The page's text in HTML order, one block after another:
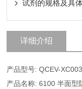
试剂的规格及具
详细介绍
产品型号: QCEV-
产品名称: 6100 半面型